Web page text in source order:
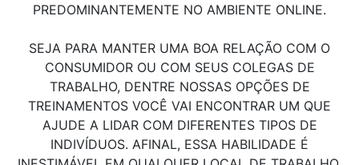
PREDOMINANTEMENTE NO AMBIENTE ONLINE.
SEJA PARA MANTER UMA BOA RELAÇÃO COM O
CONSUMIDOR OU COM SEUS COLEGAS DE
TRABALHO, DENTRE NOSSAS OPÇÕES DE
TREINAMENTOS VOCÊ VAI ENCONTRAR UM QUE
AJUDE A LIDAR COM DIFERENTES TIPOS DE
INDIVÍDUOS. AFINAL, ESSA HABILIDADE É